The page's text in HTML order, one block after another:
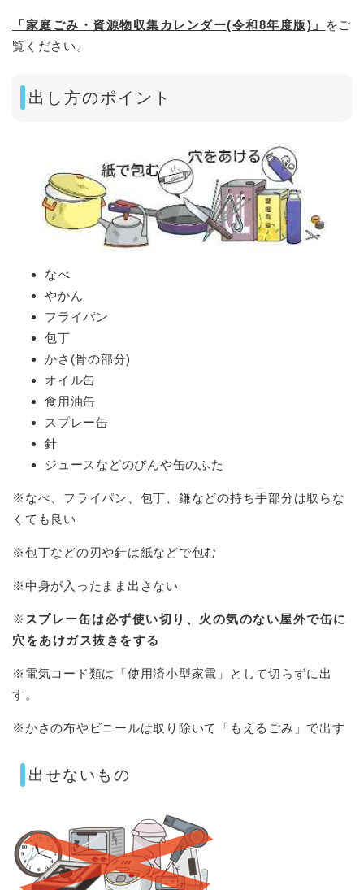
「家庭ごみ・資源物収集カレンダー(令和8年度版)」
をご
覧ください。
出し方のポイント
なべ
やかん
フライパン
包丁
かさ(骨の部分)
オイル缶
食用油缶
スプレー缶
針
ジュースなどのびんや缶のふた
※なべ、フライパン、包丁、鎌などの持ち手部分は取らな
くても良い
※包丁などの刃や針は紙などで包む
※中身が入ったまま出さない
※ スプレー缶は必ず使い切り、火の気のない屋外で缶に
穴をあけガス抜きをする
※電気コード類は「使用済小型家電」として切らずに出
す。
※かさの布やビニールは取り除いて「もえるごみ」で出す
出せないもの